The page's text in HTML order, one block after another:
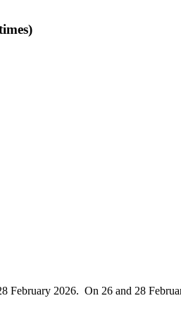
February 2026. On 26 and 28